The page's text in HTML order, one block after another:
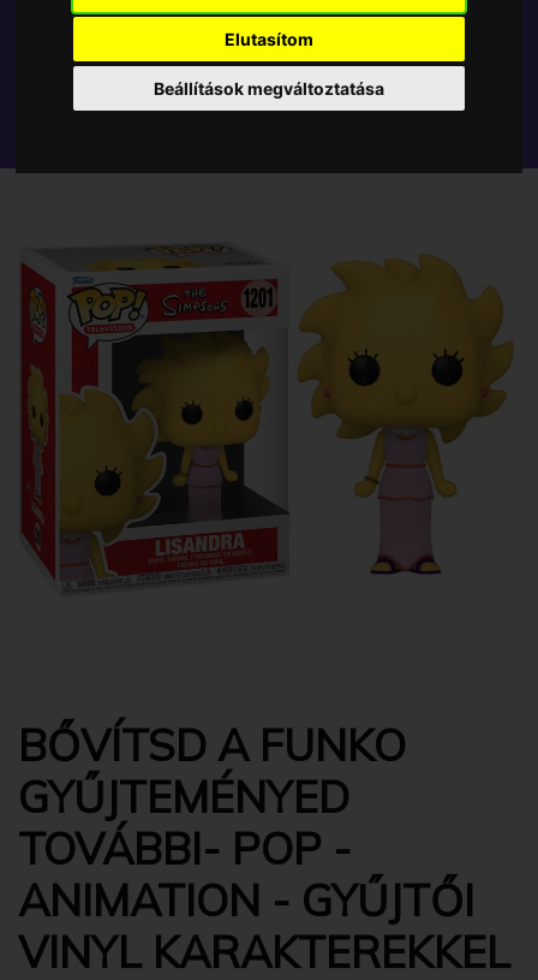
Elutasítom
Beállítások megváltoztatása
BŐVÍTSD A FUNKO
GYŰJTEMÉNYED
TOVÁBBI- POP -
ANIMATION - GYŰJTŐI
VINYL KARAKTEREKKEL